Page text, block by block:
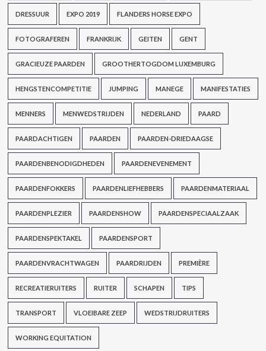
DRESSUUR EXPO 2019 FLANDERS HORSE EXPO
FOTOGRAFEREN FRANKRIJK GEITEN GENT
GRACIEUZE PAARDEN GROOTHERTOGDOM LUXEMBURG
HENGSTENCOMPETITIE JUMPING MANEGE MANIFESTATIES
MENNERS MENWEDSTRIJDEN NEDERLAND PAARD
PAARDACHTIGEN PAARDEN PAARDEN-DRIEDAAGSE
PAARDENBENODIGDHEDEN PAARDENEVENEMENT
PAARDENFOKKERS PAARDENLIEFHEBBERS PAARDENMATERIAAL
PAARDENPLEZIER PAARDENSHOW PAARDENSPECIAALZAAK
PAARDENSPEKTAKEL PAARDENSPORT
PAARDENVRACHTWAGEN PAARDRIJDEN PREMIÈRE
RECREATIERUITERS RUITER SCHAPEN TIPS
TRANSPORT VLOEIBARE ZEEP WEDSTRIJDRUITERS
WORKING EQUITATION